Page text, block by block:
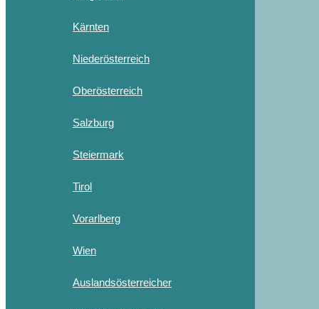
Kärnten
Niederösterreich
Oberösterreich
Salzburg
Steiermark
Tirol
Vorarlberg
Wien
Auslandsösterreicher